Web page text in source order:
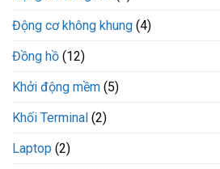
Động cơ không khung (4)
Đồng hồ (12)
Khởi động mềm (5)
Khối Terminal (2)
Laptop (2)